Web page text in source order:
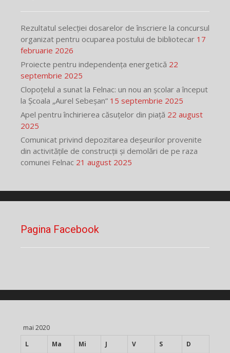
Rezultatul selecției dosarelor de înscriere la concursul
organizat pentru ocuparea postului de bibliotecar 17
februarie 2026
Proiecte pentru independența energetică 22
septembrie 2025
Clopoțelul a sunat la Felnac: un nou an școlar a început
la Școala „Aurel Sebeșan” 15 septembrie 2025
Apel pentru închirierea căsuțelor din piață 22 august
2025
Comunicat privind depozitarea deșeurilor provenite
din activitățile de construcții și demolări de pe raza
comunei Felnac 21 august 2025
Pagina Facebook
mai 2020
L
Ma Mi J V S D